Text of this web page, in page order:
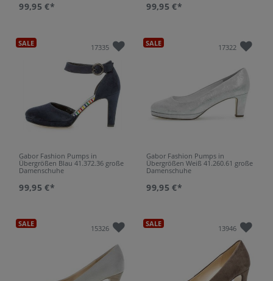
99,95 €* 99,95 €*
SALE 17335
Gabor Fashion Pumps in
Übergrößen Blau 41.372.36 große
Damenschuhe
99,95 €*
SALE 17322
Gabor Fashion Pumps in
Übergrößen Weiß 41.260.61 große
Damenschuhe
99,95 €*
SALE 15326 SALE 13946